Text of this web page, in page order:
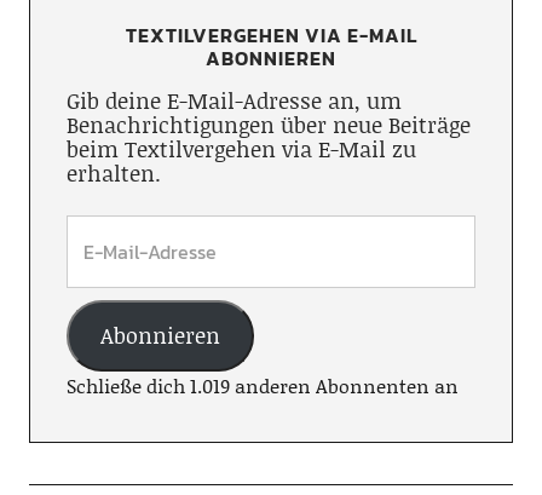
TEXTILVERGEHEN VIA E-MAIL
ABONNIEREN
Gib deine E-Mail-Adresse an, um
Benachrichtigungen über neue Beiträge
beim Textilvergehen via E-Mail zu
erhalten.
Abonnieren
Schließe dich 1.019 anderen Abonnenten an